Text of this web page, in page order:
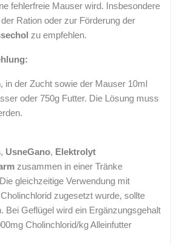
fehlerfreie Mauser wird. Insbesondere
Ration oder zur Förderung der
zu empfehlen.
in der Zucht sowie der Mauser 10ml
oder 750g Futter. Die Lösung muss
, UsneGano, Elektrolyt
zusammen in einer Tränke
gleichzeitige Verwendung mit
zugesetzt wurde, sollte
Bei Geflügel wird ein Ergänzungsgehalt
Cholinchlorid/kg Alleinfutter